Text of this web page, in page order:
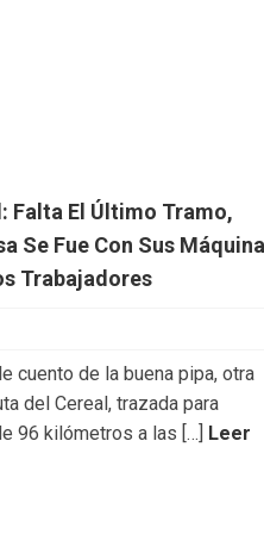
Falta El Último Tramo,
Se Fue Con Sus
Trabajadores
cuento de la buena pipa, otra
del Cereal, trazada para
96 kilómetros a las […] Leer